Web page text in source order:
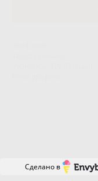
Сделано в